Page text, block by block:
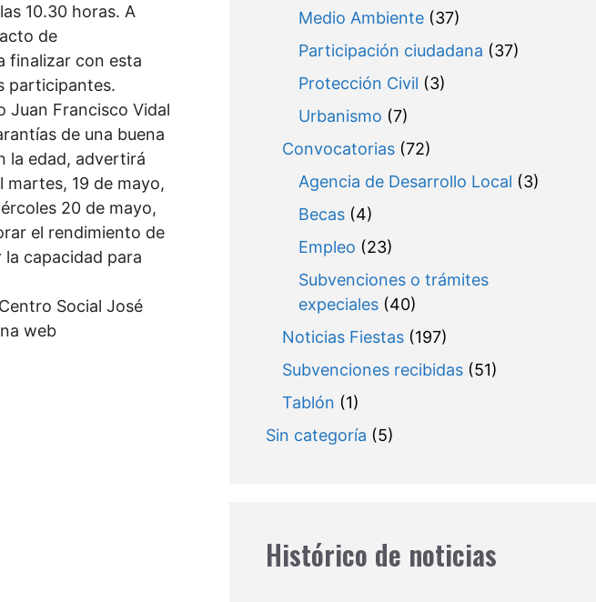
10.30 horas. A
de
finalizar con esta
participantes.
Juan Francisco Vidal
de una buena
la edad, advertirá
martes, 19 de mayo,
20 de mayo,
el rendimiento de
capacidad para
Social José
web
Medio Ambiente(37)
Participación ciudadana (37)
Protección Civil (3)
Urbanismo (7)
Convocatorias(72)
Agencia de Desarrollo Local (3)
Becas(4)
Empleo (23)
Subvenciones o trámites
expeciales(40)
Noticias Fiestas(197)
Subvenciones recibidas(51)
Tablón (1)
Sin categoría (5)
Histórico de noticias